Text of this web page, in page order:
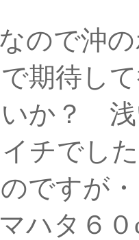
ので沖
期待し
か？ 浅
チでし
ですが
タ６０